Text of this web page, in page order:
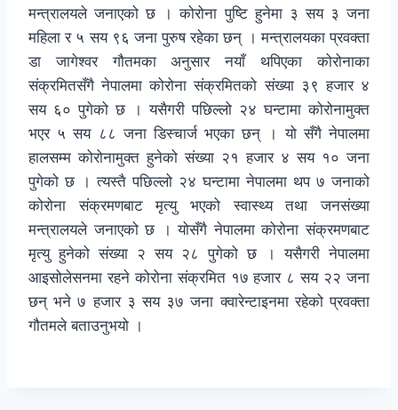
मन्त्रालयले जनाएको छ । कोरोना पुष्टि हुनेमा ३ सय ३ जना
महिला र ५ सय ९६ जना पुरुष रहेका छन् । मन्त्रालयका प्रवक्ता
डा जागेश्वर गौतमका अनुसार नयाँ थपिएका कोरोनाका
संक्रमितसँगै नेपालमा कोरोना संक्रमितको संख्या ३९ हजार ४
सय ६० पुगेको छ । यसैगरी पछिल्लो २४ घन्टामा कोरोनामुक्त
भएर ५ सय ८८ जना डिस्चार्ज भएका छन् । यो सँगै नेपालमा
हालसम्म कोरोनामुक्त हुनेको संख्या २१ हजार ४ सय १० जना
पुगेको छ । त्यस्तै पछिल्लो २४ घन्टामा नेपालमा थप ७ जनाको
कोरोना संक्रमणबाट मृत्यु भएको स्वास्थ्य तथा जनसंख्या
मन्त्रालयले जनाएको छ । योसँगै नेपालमा कोरोना संक्रमणबाट
मृत्यु हुनेको संख्या २ सय २८ पुगेको छ । यसैगरी नेपालमा
आइसोलेसनमा रहने कोरोना संक्रमित १७ हजार ८ सय २२ जना
छन् भने ७ हजार ३ सय ३७ जना क्वारेन्टाइनमा रहेको प्रवक्ता
गौतमले बताउनुभयो ।